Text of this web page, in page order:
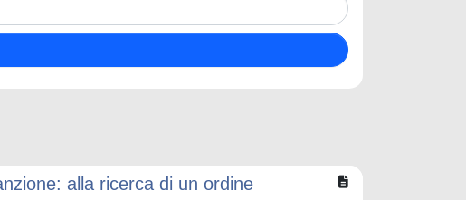
alla ricerca di un ordine